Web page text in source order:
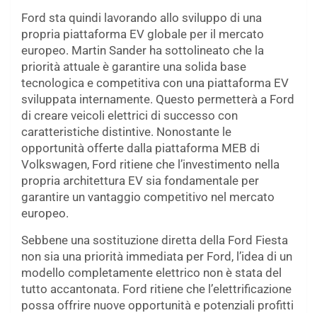
Ford sta quindi lavorando allo sviluppo di una
propria piattaforma EV globale per il mercato
europeo. Martin Sander ha sottolineato che la
priorità attuale è garantire una solida base
tecnologica e competitiva con una piattaforma EV
sviluppata internamente. Questo permetterà a Ford
di creare veicoli elettrici di successo con
caratteristiche distintive. Nonostante le
opportunità offerte dalla piattaforma MEB di
Volkswagen, Ford ritiene che l’investimento nella
propria architettura EV sia fondamentale per
garantire un vantaggio competitivo nel mercato
europeo.
Sebbene una sostituzione diretta della Ford Fiesta
non sia una priorità immediata per Ford, l’idea di un
modello completamente elettrico non è stata del
tutto accantonata. Ford ritiene che l’elettrificazione
possa offrire nuove opportunità e potenziali profitti